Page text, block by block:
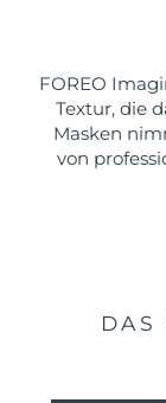
FOREO
Textur, die
Masken
von
DAS